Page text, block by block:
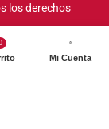
los derechos
Mi Cuenta